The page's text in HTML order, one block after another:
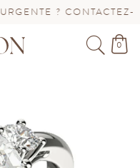
? CONTACTEZ-
0